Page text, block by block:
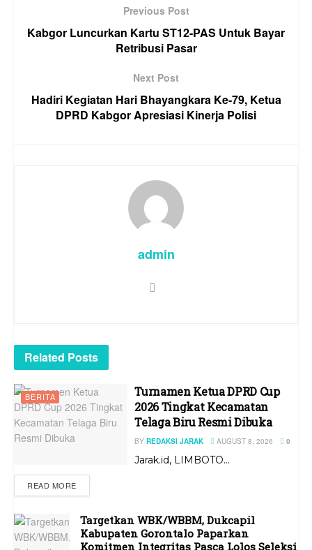
Previous Post
Kabgor Luncurkan Kartu ST12-PAS Untuk Bayar
Retribusi Pasar
Next Post
Hadiri Kegiatan Hari Bhayangkara Ke-79, Ketua
DPRD Kabgor Apresiasi Kinerja Polisi
admin
Related Posts
BERITA
Turnamen Ketua DPRD Cup
2026 Tingkat Kecamatan
Telaga Biru Resmi Dibuka
BY REDAKSI JARAK AUGUST 8, 2026 0
Jarak.id, LIMBOTO...
READ MORE
Targetkan WBK/WBBM, Dukcapil
Kabupaten Gorontalo Paparkan
Komitmen Integritas Pasca Lolos Seleksi